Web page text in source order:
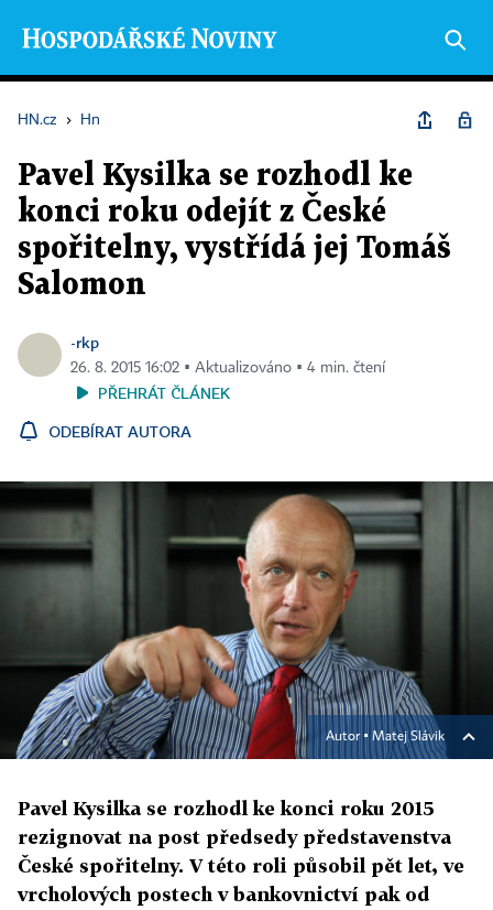
HN.cz › Hn
Pavel Kysilka se rozhodl ke
konci roku odejít z České
spořitelny, vystřídá jej Tomáš
Salomon
-rkp
26. 8. 2015 16:02 ▪ Aktualizováno ▪ 4 min. čtení
PŘEHRÁT ČLÁNEK
ODEBÍRAT AUTORA
Autor ▪ Matej Slávik
Pavel Kysilka se rozhodl ke konci roku 2015
rezignovat na post předsedy představenstva
České spořitelny. V této roli působil pět let, ve
vrcholových postech v bankovnictví pak od